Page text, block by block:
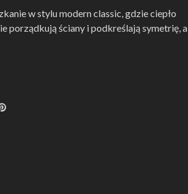
w stylu modern classic, gdzie ciepło
porządkują ściany i podkreślają symetrię, a